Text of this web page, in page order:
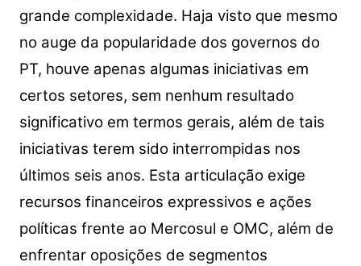
grande complexidade. Haja visto que mesmo
no auge da popularidade dos governos do
PT, houve apenas algumas iniciativas em
certos setores, sem nenhum resultado
significativo em termos gerais, além de tais
iniciativas terem sido interrompidas nos
últimos seis anos. Esta articulação exige
recursos financeiros expressivos e ações
políticas frente ao Mercosul e OMC, além de
enfrentar oposições de segmentos